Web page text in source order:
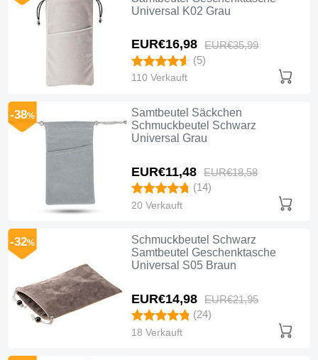
Universal K02 Grau
EUR€16,98 EUR€35,99
(5)
110 Verkauft
Samtbeutel Säckchen
Schmuckbeutel Schwarz
Universal Grau
EUR€11,48 EUR€18,58
-38%
(14)
20 Verkauft
Schmuckbeutel Schwarz
Samtbeutel Geschenktasche
Universal S05 Braun
EUR€14,98 EUR€21,95
-32%
(24)
18 Verkauft